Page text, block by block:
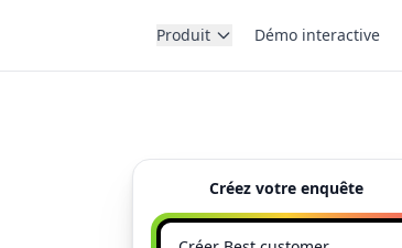
Produit Démo interactive
Créez votre enquête